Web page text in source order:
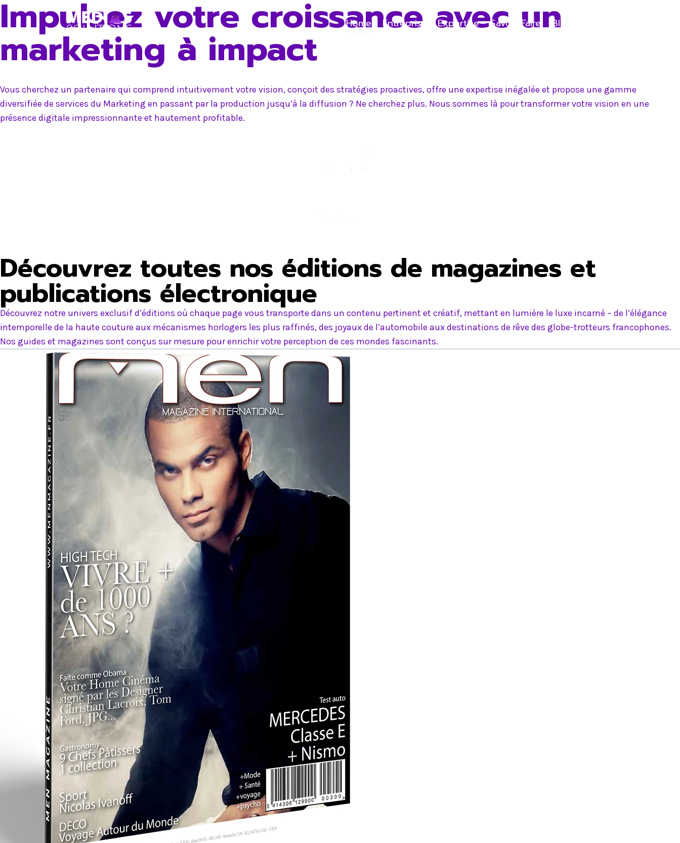
Skip
Home Entreprise Expertise Savoir-Faire Blog
Impulsez votre croissance avec un
marketing à impact
Vous cherchez un partenaire qui comprend intuitivement votre vision, conçoit des stratégies proactives, offre une expertise inégalée et propose une gamme
diversifiée de services du Marketing en passant par la production jusqu’à la diffusion ? Ne cherchez plus. Nous sommes là pour transformer votre vision en une
présence digitale impressionnante et hautement profitable.
Découvrez toutes nos éditions de magazines et
publications électronique
Découvrez notre univers exclusif d’éditions où chaque page vous transporte dans un contenu pertinent et créatif, mettant en lumière le luxe incarné – de l’élégance
intemporelle de la haute couture aux mécanismes horlogers les plus raffinés, des joyaux de l’automobile aux destinations de rêve des globe-trotteurs francophones.
Nos guides et magazines sont conçus sur mesure pour enrichir votre perception de ces mondes fascinants.